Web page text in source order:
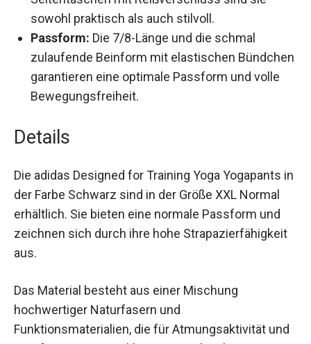
Seitentaschen mit Reißverschluss sind sie
sowohl praktisch als auch stilvoll.
Passform: Die 7/8-Länge und die schmal
zulaufende Beinform mit elastischen
Bündchen garantieren eine optimale Passform
und volle Bewegungsfreiheit.
Details
Die adidas Designed for Training Yoga Yogapants
in der Farbe Schwarz sind in der Größe XXL
Normal erhältlich. Sie bieten eine normale
Passform und zeichnen sich durch ihre hohe
Strapazierfähigkeit aus.
Das Material besteht aus einer Mischung
hochwertiger Naturfasern und
Funktionsmaterialien, die für Atmungsaktivität